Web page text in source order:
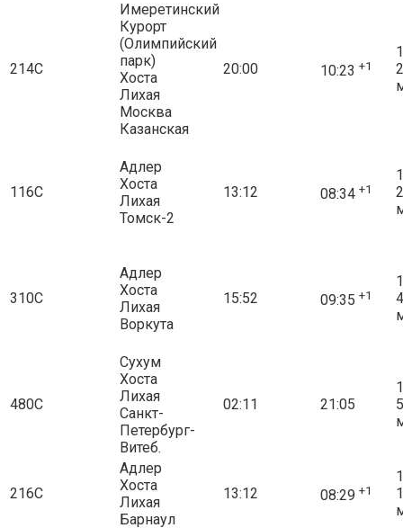
214С
Имеретинский
Курорт
(Олимпийский
парк)
Хоста
Лихая
Москва
Казанская
20:00 10:23 +1
116С
Адлер
Хоста
Лихая
Томск-2
13:12 08:34 +1
310С
Адлер
Хоста
Лихая
Воркута
15:52 09:35 +1
480С
Сухум
Хоста
Лихая
Санкт-
Петербург-
Витеб.
02:11 21:05
216С
Адлер
Хоста
Лихая
Барнаул
13:12 08:29 +1